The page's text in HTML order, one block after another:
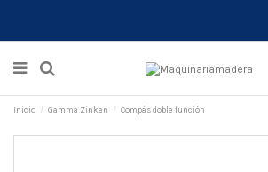
Inicio Gamma Zinken Compás doble función